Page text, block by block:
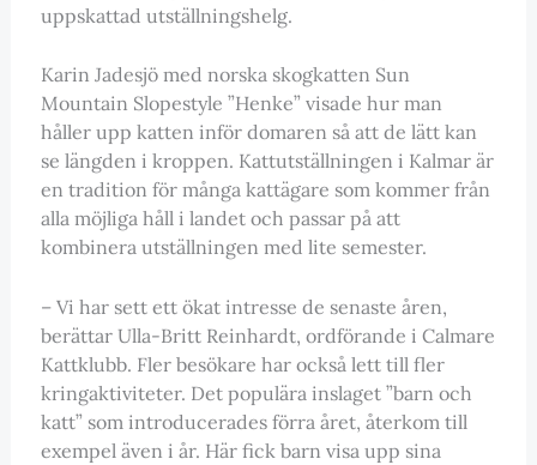
uppskattad utställningshelg.
Karin Jadesjö med norska skogkatten Sun
Mountain Slopestyle ”Henke” visade hur man
håller upp katten inför domaren så att de lätt kan
se längden i kroppen. Kattutställningen i Kalmar är
en tradition för många kattägare som kommer från
alla möjliga håll i landet och passar på att
kombinera utställningen med lite semester.
– Vi har sett ett ökat intresse de senaste åren,
berättar Ulla-Britt Reinhardt, ordförande i Calmare
Kattklubb. Fler besökare har också lett till fler
kringaktiviteter. Det populära inslaget ”barn och
katt” som introducerades förra året, återkom till
exempel även i år. Här fick barn visa upp sina